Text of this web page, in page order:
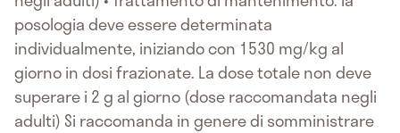
posologia deve essere determinata
individualmente, iniziando con 1530 mg/kg al
giorno in dosi frazionate. La dose totale non deve
superare i 2 g al giorno (dose raccomandata negli
adulti) Si raccomanda in genere di somministrare